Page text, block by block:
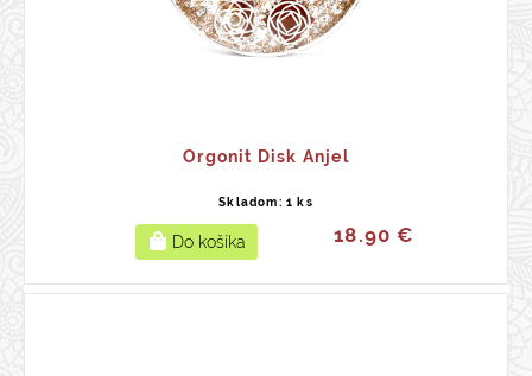
Orgonit Disk Anjel
Skladom: 1 ks
18.90 €